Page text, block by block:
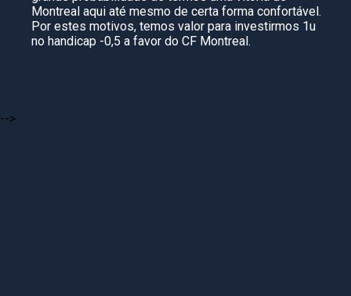
Montreal aqui até mesmo de certa forma confortável.
Por estes motivos, temos valor para investirmos 1u
no handicap -0,5 a favor do CF Montreal.
-->